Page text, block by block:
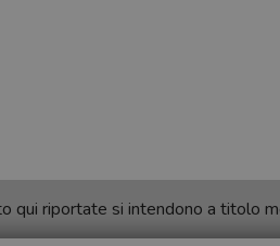
qui riportate si intendono a titolo